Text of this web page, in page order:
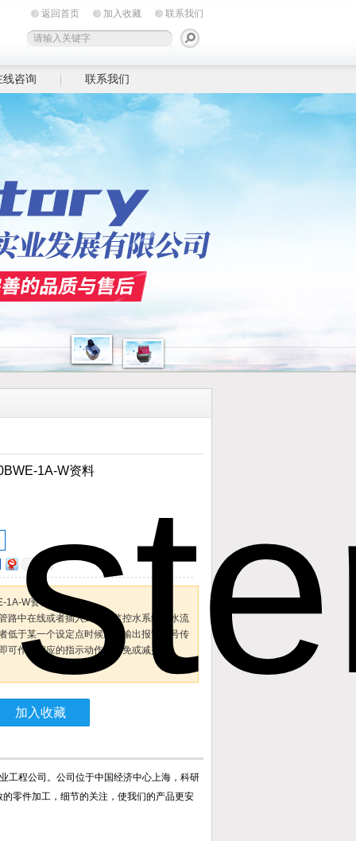
返回首页 加入收藏 联系我们
线咨询 联系我们
1A-W资料
W资料
路中在线或者插入式安装监控水系统中水流
低于某一个设定点时候触发输出报警信号传
可作出相应的指示动作。避免或减少主
加入收藏
工程公司。公司位于中国经济中心上海，科研
零件加工，细节的关注，使我们的产品更安